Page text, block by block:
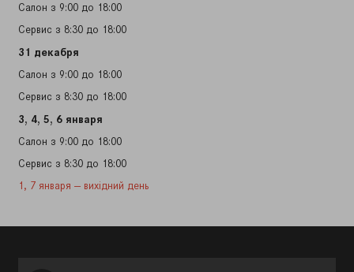
Салон з 9:00 до 18:00
Сервис з 8:30 до 18:00
31 декабря
Салон з 9:00 до 18:00
Сервис з 8:30 до 18:00
3, 4, 5, 6 января
Салон з 9:00 до 18:00
Сервис з 8:30 до 18:00
1, 7 января — вихідний день